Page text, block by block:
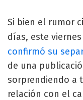
Si bien el rumor
días, este
confirmó su
de una
sorprendiendo a
relación con el